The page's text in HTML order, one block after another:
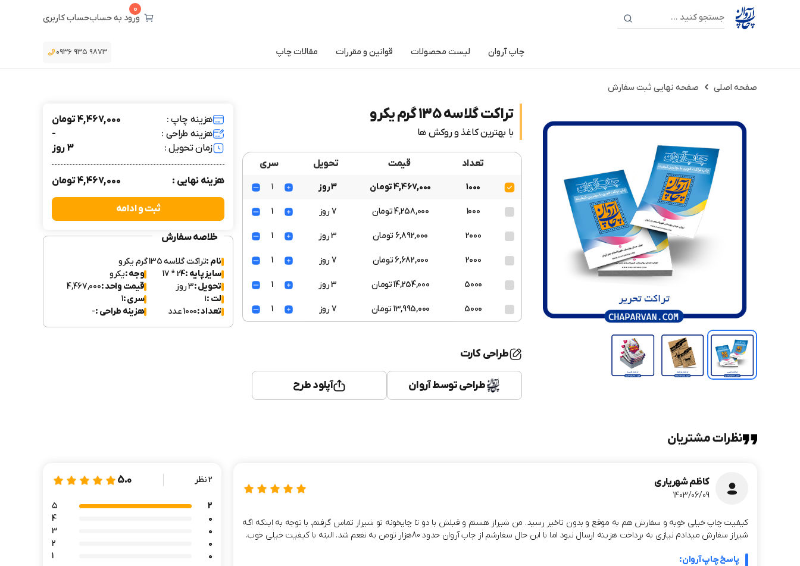
0
ورود به حسابحساب کاربری
چاپ آروان لیست محصولات قوانین و مقررات مقالات چاپ ۰۹۳۶ ۹۳۵ ۹۸۷۳
صفحه اصلی صفحه نهایی ثبت سفارش
تراکت گلاسه 135 گرم یکرو
با بهترین کاغذ و روکش ها
تعداد قیمت تحویل سری
1000 4,467,000 تومان 3 روز 1
1000 4,258,000 تومان 7 روز 1
2000 6,892,000 تومان 3 روز 1
2000 6,682,000 تومان 7 روز 1
5000 14,254,000 تومان 3 روز 1
5000 13,995,000 تومان 7 روز 1
طراحی کارت
طراحی توسط آروان آپلود طرح
خلاصه سفارش
نام :تراکت گلاسه 135 گرم یکرو
سایز پایه :24 * 17 وجه :یکرو
تحویل :3 روز قیمت واحد :4,467,000
لت :۱ سری :1
تعداد :1000 عدد هزینه طراحی :-
هزینه چاپ :
4,467,000 تومان
هزینه طراحی :
-
زمان تحویل :
3 روز
هزینه نهایی : 4,467,000 تومان
ثبت و ادامه
نظرات مشتریان
2 نظر 5.0
2
۵
0
4
0
3
0
2
0
1
کاظم شهریاری
1403/06/09
کیفیت چاپ خیلی خوبه و سفارش هم به موقع و بدون تاخیر رسید. من شیراز هستم و قبلش با دو تا چاپخونه تو شیراز تماس گرفتم. با توجه به اینکه اگه
شیراز سفارش میدادم نیازی به پرداخت هزینه ارسال نبود اما با این حال سفارشم از چاپ آروان حدود 80هزار تومن به نفعم شد. البته با کیفیت خیلی خوب.
پاسخ چاپ آروان: